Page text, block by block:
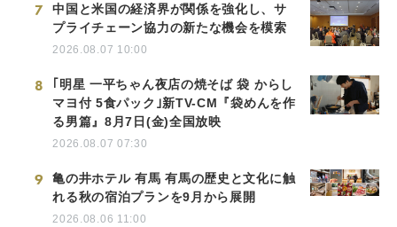
7
中国と米国の経済界が関係を強化し、サ
プライチェーン協力の新たな機会を模索
2026.08.07 10:00
8
｢明星 一平ちゃん夜店の焼そば 袋 からし
マヨ付 5食パック｣新TV-CM『袋めんを作
る男篇』8月7日(金)全国放映
2026.08.07 07:30
9
亀の井ホテル 有馬 有馬の歴史と文化に触
れる秋の宿泊プランを9月から展開
2026.08.06 11:00